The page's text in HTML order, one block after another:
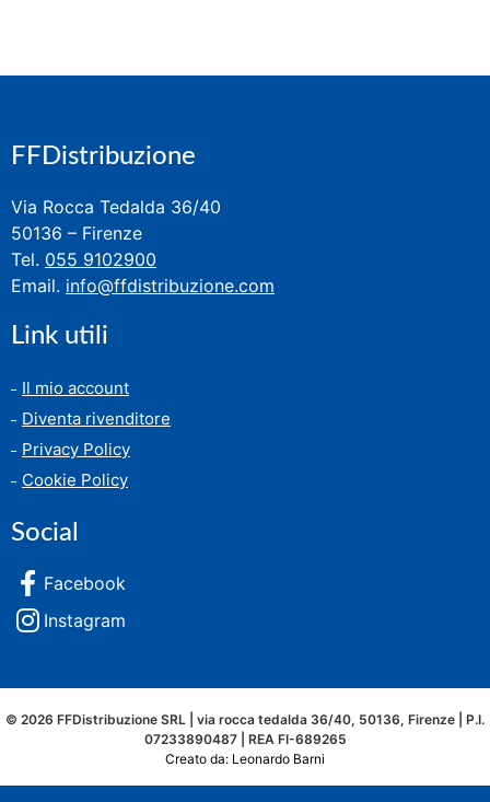
FFDistribuzione
Via Rocca Tedalda 36/40
50136 – Firenze
Tel. 055 9102900
Email. info@ffdistribuzione.com
Link utili
Il mio account
Diventa rivenditore
Privacy Policy
Cookie Policy
Social
Facebook
Instagram
© 2026 FFDistribuzione SRL | via rocca tedalda 36/40, 50136, Firenze | P.I.
07233890487 | REA FI-689265
Creato da: Leonardo Barni